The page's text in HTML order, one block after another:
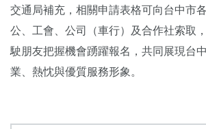
交通局補充，相關申請表格可向台中市
公、工會、公司（車行）及合作社索取
駛朋友把握機會踴躍報名，共同展現台
業、熱忱與優質服務形象。